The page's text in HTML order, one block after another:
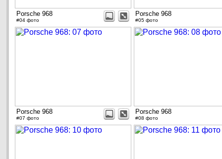
Porsche 968
#04 фото
Porsche 968
#05 фото
Porsche 968
#07 фото
Porsche 968
#08 фото